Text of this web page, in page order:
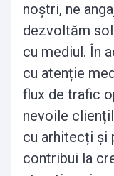
noștri, ne
dezvoltăm
cu mediul. În
cu atenție
flux de trafic
nevoile
cu arhitecți și
contribui la